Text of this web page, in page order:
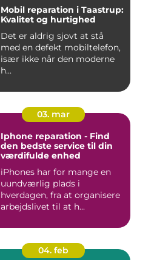
Mobil reparation i Taastrup:
Kvalitet og hurtighed
Det er aldrig sjovt at stå
med en defekt mobiltelefon,
især ikke når den moderne
h...
03. mar
Iphone reparation - Find
den bedste service til din
værdifulde enhed
iPhones har for mange en
uundværlig plads i
hverdagen, fra at organisere
arbejdslivet til at h...
04. feb